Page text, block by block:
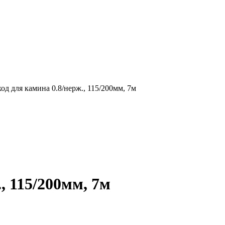
для камина 0.8/нерж., 115/200мм, 7м
115/200мм, 7м